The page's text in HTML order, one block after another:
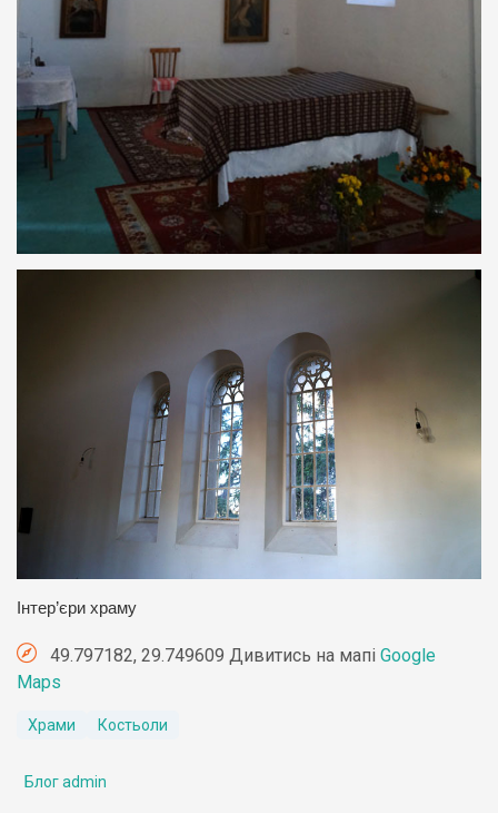
Інтер’єри храму
49.797182, 29.749609 Дивитись на мапі Google
Maps
Храми Костьоли
Блог admin